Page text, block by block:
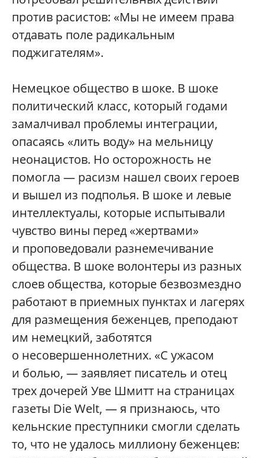
против расистов: «Мы не имеем права
отдавать поле радикальным
поджигателям».
Немецкое общество в шоке. В шоке
политический класс, который годами
замалчивал проблемы интеграции,
опасаясь «лить воду» на мельницу
неонацистов. Но осторожность не
помогла — расизм нашел своих героев
и вышел из подполья. В шоке и левые
интеллектуалы, которые испытывали
чувство вины перед «жертвами»
и проповедовали разнемечивание
общества. В шоке волонтеры из разных
слоев общества, которые безвозмездно
работают в приемных пунктах и лагерях
для размещения беженцев, преподают
им немецкий, заботятся
о несовершеннолетних. «С ужасом
и болью, — заявляет писатель и отец
трех дочерей Уве Шмитт на страницах
газеты Die Welt, — я признаюсь, что
кельнские преступники смогли сделать
то, что не удалось миллиону беженцев: